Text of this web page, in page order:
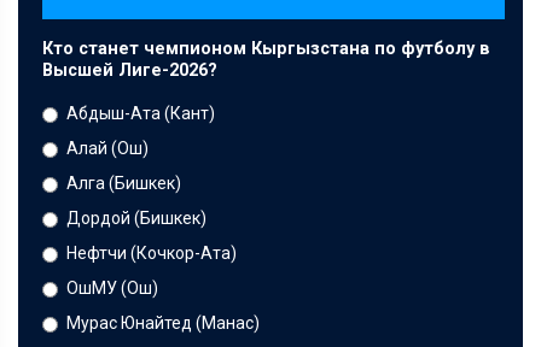
Кто станет чемпионом Кыргызстана по футболу в
Высшей Лиге-2026?
Абдыш-Ата (Кант)
Алай (Ош)
Алга (Бишкек)
Дордой (Бишкек)
Нефтчи (Кочкор-Ата)
ОшМУ (Ош)
Мурас Юнайтед (Манас)